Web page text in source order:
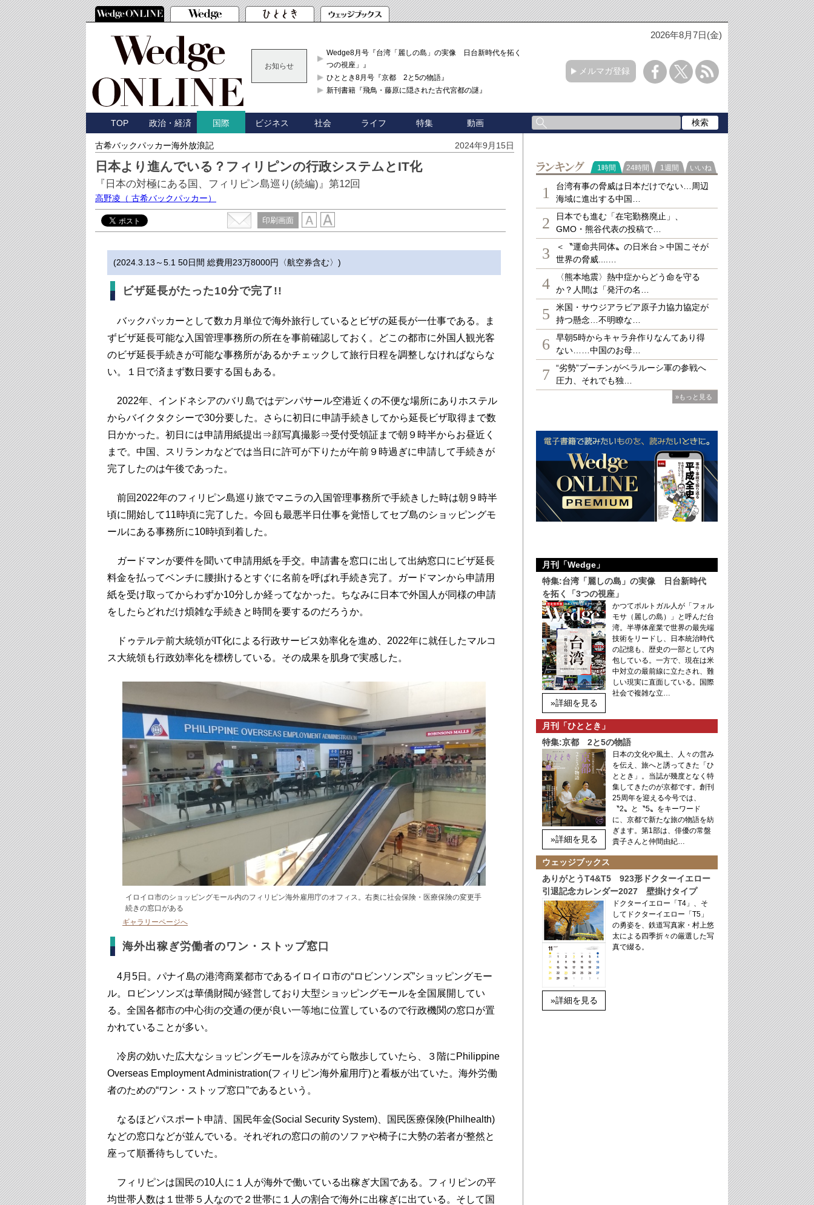
2026年8月7日(金)
お知らせ
Wedge8月号『台湾「麗しの島」の実像 日台新時代を拓く「3
つの視座」』
ひととき8月号『京都 2と5の物語』
新刊書籍『飛鳥・藤原に隠された古代宮都の謎』
メルマガ登録
TOP 政治・経済 国際 ビジネス 社会 ライフ 特集 動画
古希バックパッカー海外放浪記 2024年9月15日
日本より進んでいる？フィリピンの行政システムとIT化
『日本の対極にある国、フィリピン島巡り(続編)』第12回
高野凌 （ 古希バックパッカー）
印刷画面
(2024.3.13～5.1 50日間 総費用23万8000円〈航空券含む〉)
ビザ延長がたった10分で完了!!
バックパッカーとして数カ月単位で海外旅行しているとビザの延長が一仕事である。ま
ずビザ延長可能な入国管理事務所の所在を事前確認しておく。どこの都市に外国人観光客
のビザ延長手続きが可能な事務所があるかチェックして旅行日程を調整しなければならな
い。１日で済まず数日要する国もある。
2022年、インドネシアのバリ島ではデンパサール空港近くの不便な場所にありホステル
からバイクタクシーで30分要した。さらに初日に申請手続きしてから延長ビザ取得まで数
日かかった。初日には申請用紙提出⇒顔写真撮影⇒受付受領証まで朝９時半からお昼近く
まで。中国、スリランカなどでは当日に許可が下りたが午前９時過ぎに申請して手続きが
完了したのは午後であった。
前回2022年のフィリピン島巡り旅でマニラの入国管理事務所で手続きした時は朝９時半
頃に開始して11時頃に完了した。今回も最悪半日仕事を覚悟してセブ島のショッピングモ
ールにある事務所に10時頃到着した。
ガードマンが要件を聞いて申請用紙を手交。申請書を窓口に出して出納窓口にビザ延長
料金を払ってベンチに腰掛けるとすぐに名前を呼ばれ手続き完了。ガードマンから申請用
紙を受け取ってからわずか10分しか経ってなかった。ちなみに日本で外国人が同様の申請
をしたらどれだけ煩雑な手続きと時間を要するのだろうか。
ドゥテルテ前大統領がIT化による行政サービス効率化を進め、2022年に就任したマルコ
ス大統領も行政効率化を標榜している。その成果を肌身で実感した。
イロイロ市のショッピングモール内のフィリピン海外雇用庁のオフィス。右奥に社会保険・医療保険の変更手
続きの窓口がある
ギャラリーページへ
海外出稼ぎ労働者のワン・ストップ窓口
4月5日。パナイ島の港湾商業都市であるイロイロ市の“ロビンソンズ”ショッピングモー
ル。ロビンソンズは華僑財閥が経営しており大型ショッピングモールを全国展開してい
る。全国各都市の中心街の交通の便が良い一等地に位置しているので行政機関の窓口が置
かれていることが多い。
冷房の効いた広大なショッピングモールを涼みがてら散歩していたら、３階にPhilippine
Overseas Employment Administration(フィリピン海外雇用庁)と看板が出ていた。海外労働
者のための“ワン・ストップ窓口”であるという。
なるほどパスポート申請、国民年金(Social Security System)、国民医療保険(Philhealth)
などの窓口などが並んでいる。それぞれの窓口の前のソファや椅子に大勢の若者が整然と
座って順番待ちしていた。
フィリピンは国民の10人に１人が海外で働いている出稼ぎ大国である。フィリピンの平
均世帯人数は１世帯５人なので２世帯に１人の割合で海外に出稼ぎに出ている。そして国
ランキング
1時間 24時間 1週間 いいね
1
台湾有事の脅威は日本だけでない…周辺
海域に進出する中国…
2
日本でも進む「在宅勤務廃止」、
GMO・熊谷代表の投稿で…
3
＜〝運命共同体〟の日米台＞中国こそが
世界の脅威....…
4
〈熊本地震〉熱中症からどう命を守る
か？人間は「発汗の名…
5
米国・サウジアラビア原子力協力協定が
持つ懸念…不明瞭な…
6
早朝5時からキャラ弁作りなんてあり得
ない……中国のお母…
7
“劣勢”プーチンがベラルーシ軍の参戦へ
圧力、それでも独…
»もっと見る
月刊「Wedge」
特集:台湾「麗しの島」の実像 日台新時代
を拓く「3つの視座」
»詳細を見る
かつてポルトガル人が「フォル
モサ（麗しの島）」と呼んだ台
湾。半導体産業で世界の最先端
技術をリードし、日本統治時代
の記憶も、歴史の一部として内
包している。一方で、現在は米
中対立の最前線に立たされ、難
しい現実に直面している。国際
社会で複雑な立…
月刊「ひととき」
特集:京都 2と5の物語
»詳細を見る
日本の文化や風土、人々の営み
を伝え、旅へと誘ってきた「ひ
ととき」。当誌が幾度となく特
集してきたのが京都です。創刊
25周年を迎える今号では、
〝2〟と〝5〟をキーワード
に、京都で新たな旅の物語を紡
ぎます。第1部は、俳優の常盤
貴子さんと仲間由紀…
ウェッジブックス
ありがとうT4&T5 923形ドクターイエロー
引退記念カレンダー2027 壁掛けタイプ
»詳細を見る
ドクターイエロー「T4」、そ
してドクターイエロー「T5」
の勇姿を、鉄道写真家・村上悠
太による四季折々の厳選した写
真で綴る。